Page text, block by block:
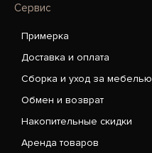
Сервис
Примерка
Доставка и оплата
Сборка и уход за мебелью
Обмен и возврат
Накопительные скидки
Аренда товаров